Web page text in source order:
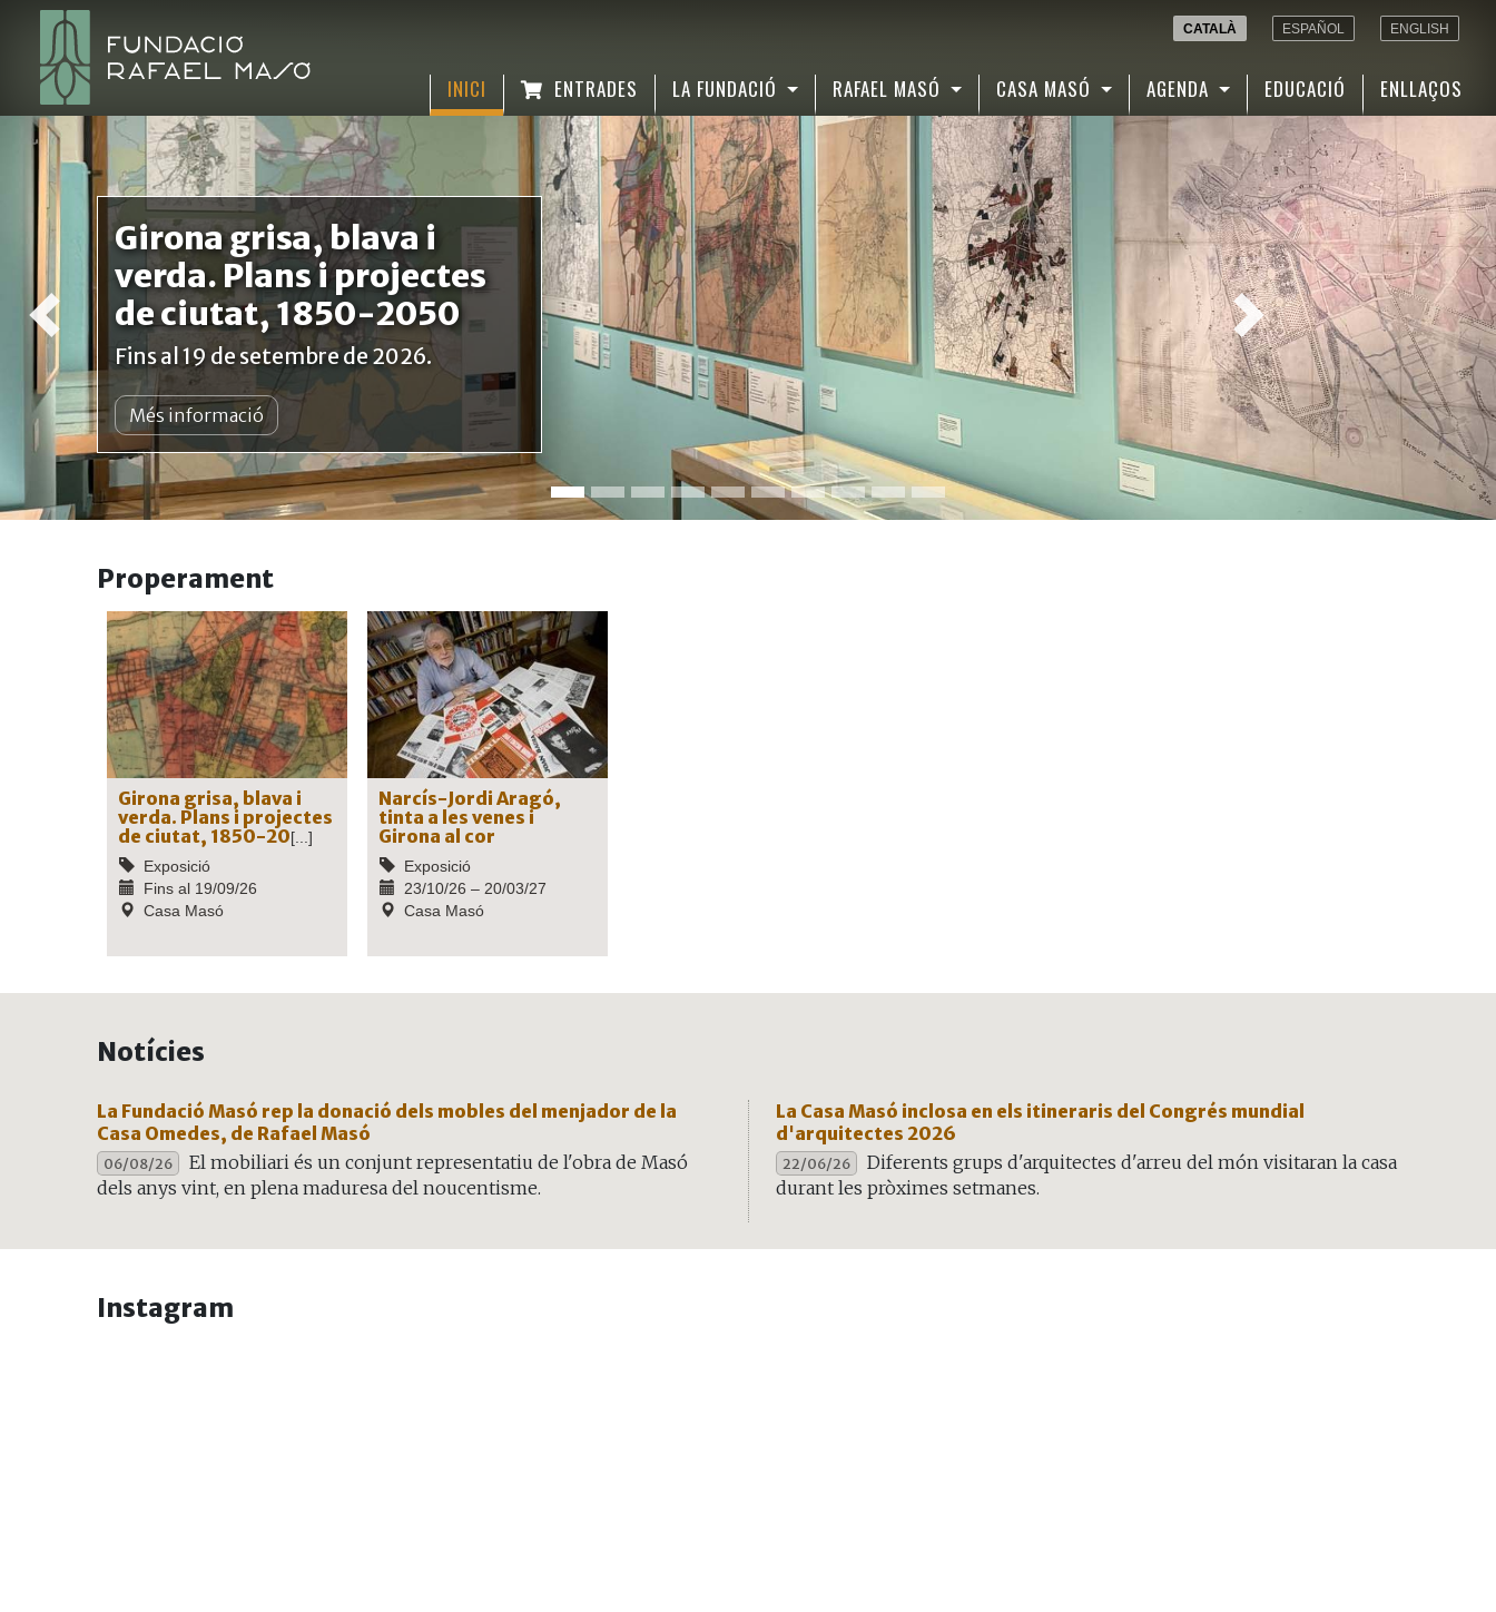
CATALÀ ESPAÑOL ENGLISH
INICI ENTRADES LA FUNDACIÓ RAFAEL MASÓ CASA MASÓ AGENDA EDUCACIÓ ENLLAÇOS
Girona grisa, blava i
verda. Plans i projectes
de ciutat, 1850-2050
Fins al 19 de setembre de 2026.
Més informació
Properament
Girona grisa, blava i
verda. Plans i projectes
de ciutat, 1850-20 [...]
Exposició
Fins al 19/09/26
Casa Masó
Narcís-Jordi Aragó,
tinta a les venes i
Girona al cor
Exposició
23/10/26 – 20/03/27
Casa Masó
Notícies
La Fundació Masó rep la donació dels mobles del menjador de la
Casa Omedes, de Rafael Masó
06/08/26
El mobiliari és un conjunt representatiu de l'obra de Masó
dels anys vint, en plena maduresa del noucentisme.
La Casa Masó inclosa en els itineraris del Congrés mundial
d'arquitectes 2026
22/06/26
Diferents grups d'arquitectes d'arreu del món visitaran la casa
durant les pròximes setmanes.
Instagram